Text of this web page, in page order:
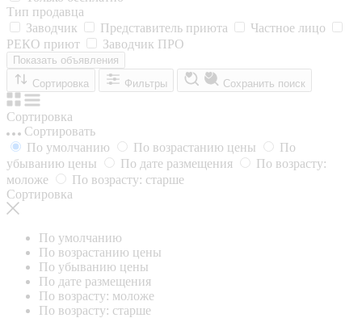
Тип продавца
Заводчик
Представитель приюта
Частное лицо
РЕКО приют
Заводчик ПРО
Показать объявления
Сортировка
Фильтры Сохранить поиск
Сортировка
Сортировать
По умолчанию
По возрастанию цены
По
убыванию цены
По дате размещения
По возрасту:
моложе
По возрасту: старше
Сортировка
По умолчанию
По возрастанию цены
По убыванию цены
По дате размещения
По возрасту: моложе
По возрасту: старше